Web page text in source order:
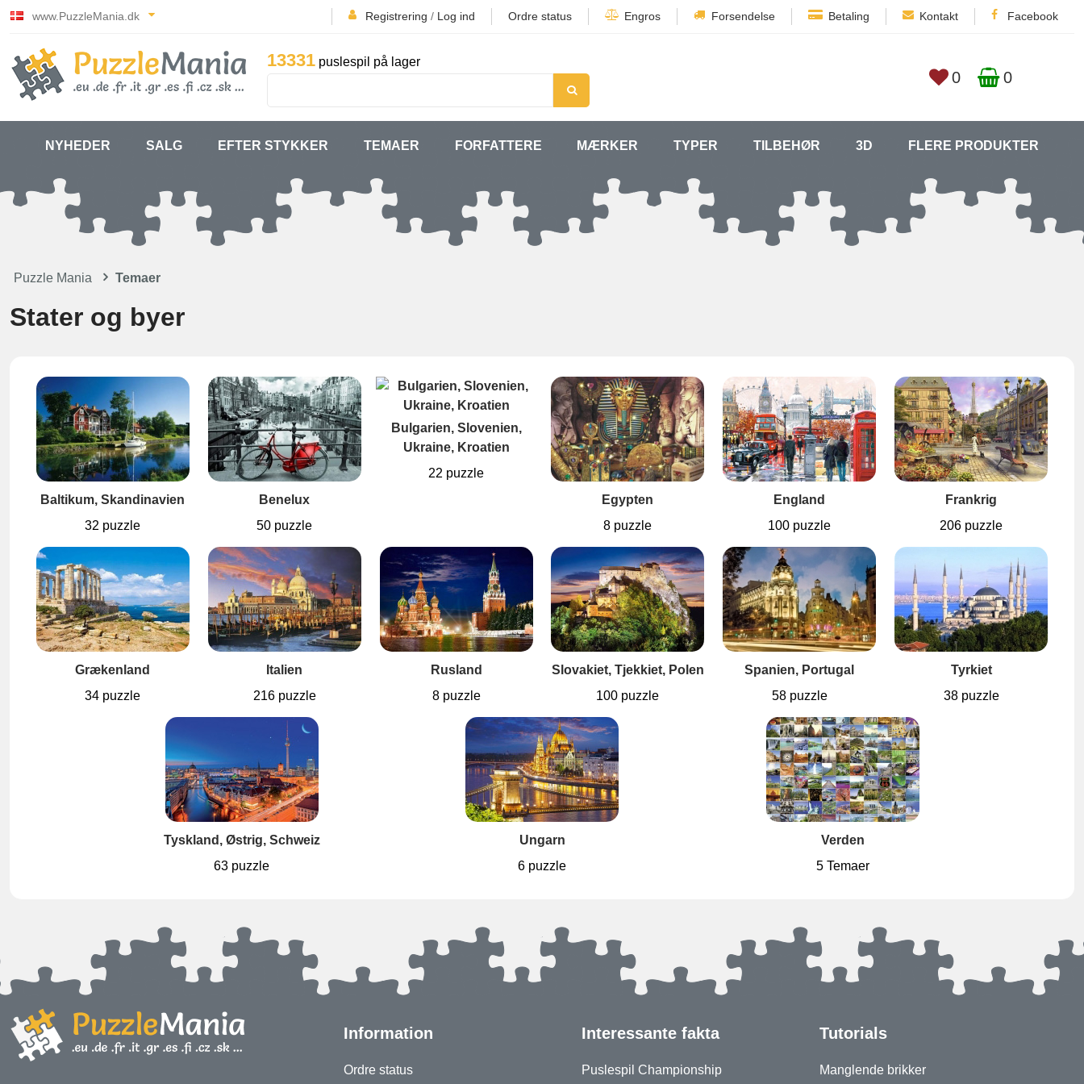
www.PuzzleMania.dk Registrering / Log ind Ordre status Engros Forsendelse Betaling Kontakt Facebook
13331 puslespil på lager
0 0
NYHEDER SALG EFTER STYKKER TEMAER FORFATTERE MÆRKER TYPER TILBEHØR 3D FLERE PRODUKTER
Puzzle Mania Temaer
Stater og byer
Baltikum, Skandinavien
32 puzzle
Benelux
50 puzzle
Bulgarien, Slovenien,
Ukraine, Kroatien
22 puzzle
Egypten
8 puzzle
England
100 puzzle
Frankrig
206 puzzle
Grækenland
34 puzzle
Italien
216 puzzle
Rusland
8 puzzle
Slovakiet, Tjekkiet, Polen
100 puzzle
Spanien, Portugal
58 puzzle
Tyrkiet
38 puzzle
Tyskland, Østrig, Schweiz
63 puzzle
Ungarn
6 puzzle
Verden
5 Temaer
Information
Ordre status
Interessante fakta
Puslespil Championship
Tutorials
Manglende brikker